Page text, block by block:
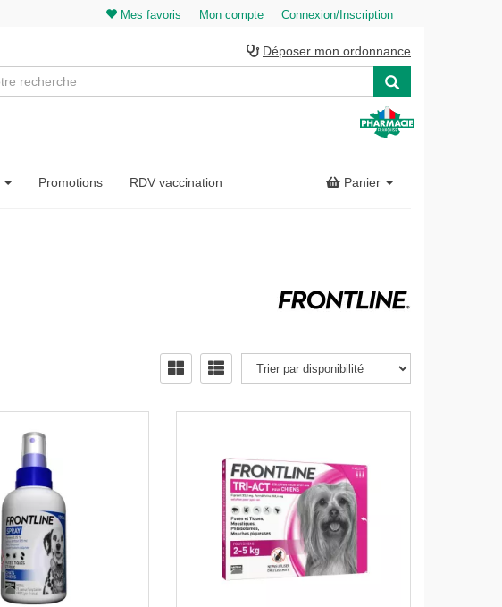
Mes favoris Mon compte Connexion/Inscription
Déposer mon ordonnance
Promotions RDV vaccination Panier